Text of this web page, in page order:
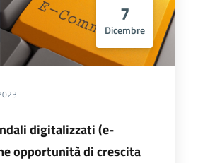
7
Dicembre
digitalizzati (e-
opportunità di crescita